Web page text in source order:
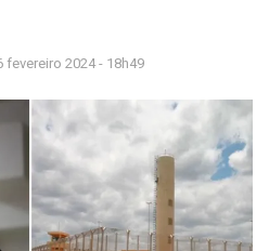
fevereiro 2024 - 18h49